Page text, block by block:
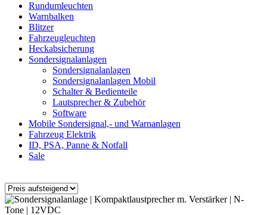
Rundumleuchten
Warnbalken
Blitzer
Fahrzeugleuchten
Heckabsicherung
Sondersignalanlagen
Sondersignalanlagen
Sondersignalanlagen Mobil
Schalter & Bedienteile
Lautsprecher & Zubehör
Software
Mobile Sondersignal,- und Warnanlagen
Fahrzeug Elektrik
ID, PSA, Panne & Notfall
Sale